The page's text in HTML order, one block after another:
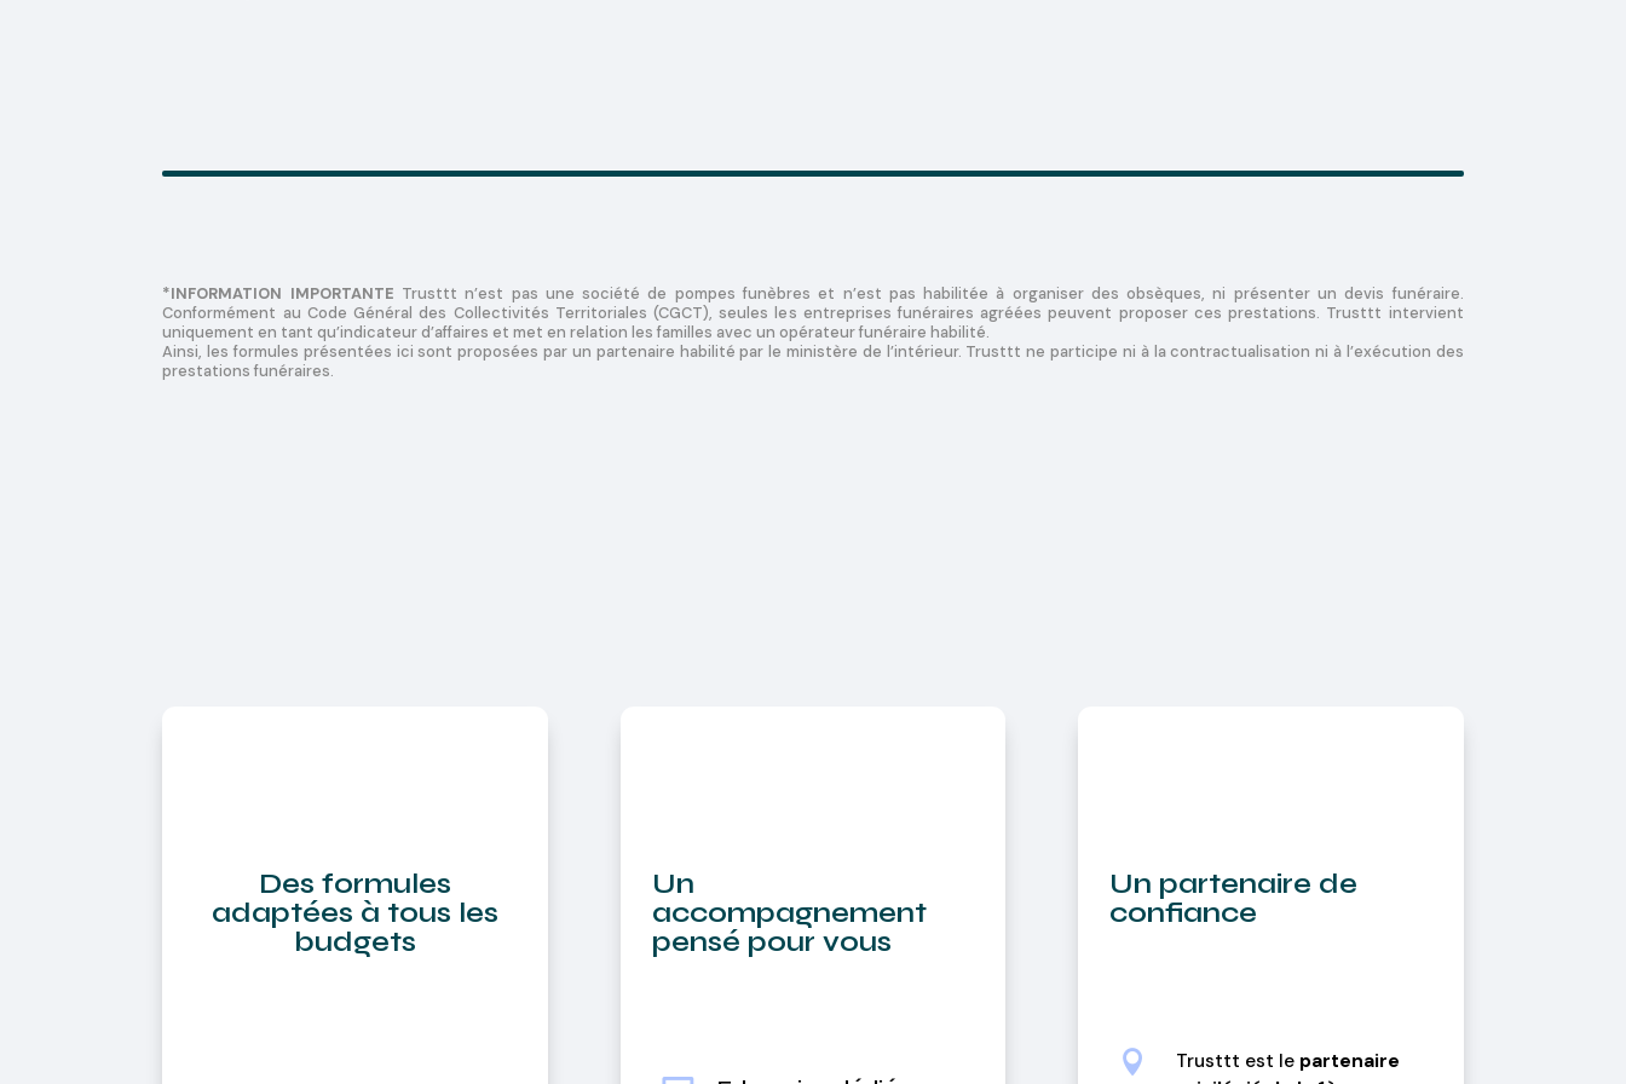
*INFORMATION IMPORTANTE Trusttt n’est pas une société de pompes funèbres et n’est pas habilitée à organiser des obsèques, ni présenter un devis funéraire.
Conformément au Code Général des Collectivités Territoriales (CGCT), seules les entreprises funéraires agréées peuvent proposer ces prestations. Trusttt intervient
uniquement en tant qu’indicateur d’affaires et met en relation les familles avec un opérateur funéraire habilité.
Ainsi, les formules présentées ici sont proposées par un partenaire habilité par le ministère de l’intérieur. Trusttt ne participe ni à la contractualisation ni à l’exécution des
prestations funéraires.
Des formules
adaptées à tous les
budgets
Un
accompagnement
pensé pour vous
Un partenaire de
confiance
 Trusttt est le partenaire